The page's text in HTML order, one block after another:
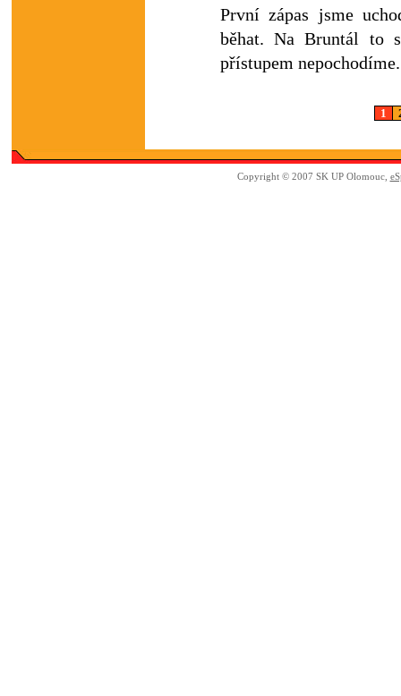
První zápas jsme
běhat. Na Bruntál to
přístupem nepochodíme.
1
Copyright © 2007 SK UP Olomouc,